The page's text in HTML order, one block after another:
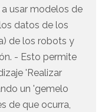
usar modelos de
datos de los
de los robots y
- Esto permite
'Realizar
un 'gemelo
de que ocurra,